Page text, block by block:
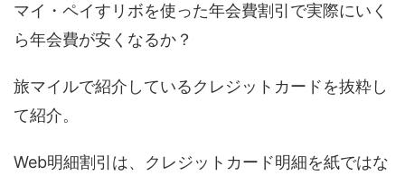
マイ・ペイすリボを使った年会費割引で実際にいく
ら年会費が安くなるか？
旅マイルで紹介しているクレジットカードを抜粋し
て紹介。
Web明細割引は、クレジットカード明細を紙ではな